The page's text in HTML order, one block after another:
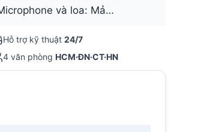
và loa: Mả…
Hỗ trợ kỹ thuật 24/7
4 văn phòng HCM·ĐN·CT·HN